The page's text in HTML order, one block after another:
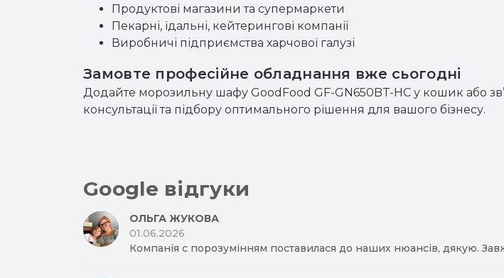
Продуктові магазини та супермаркети
Пекарні, їдальні, кейтерингові компанії
Виробничі підприємства харчової галузі
Замовте професійне обладнання вже сьогодні
Додайте морозильну шафу GoodFood GF-GN650BT-HC у кошик або
консультації та підбору оптимального рішення для вашого бізнесу.
Google відгуки
ОЛЬГА ЖУКОВА
01.06.2026
Компанія с порозумінням поставилася до наших нюансів, дякую.